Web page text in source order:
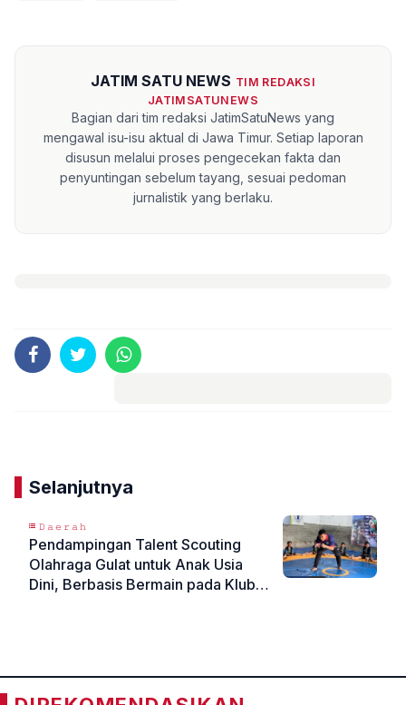
JATIM SATU NEWS TIM REDAKSI
JATIMSATUNEWS
Bagian dari tim redaksi JatimSatuNews yang
mengawal isu-isu aktual di Jawa Timur. Setiap laporan
disusun melalui proses pengecekan fakta dan
penyuntingan sebelum tayang, sesuai pedoman
jurnalistik yang berlaku.
Selanjutnya
𝙳𝚊𝚎𝚛𝚊𝚑
Pendampingan Talent Scouting
Olahraga Gulat untuk Anak Usia
Dini, Berbasis Bermain pada Klub